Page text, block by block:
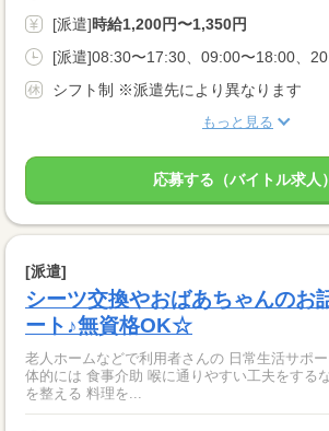
[派遣]時給1,200円〜1,350円
[派遣]08:30〜17:30、09:00〜18:00、
シフト制 ※派遣先により異なります
もっと見る
応募する（バイトル求人）
[派遣]
シーツ交換やおばあちゃんのお
ート♪無資格OK☆
老人ホームなどで利用者さんの 日常生活サポ
体的には 食事介助 喉に通りやすい工夫をする
を整える 料理を...